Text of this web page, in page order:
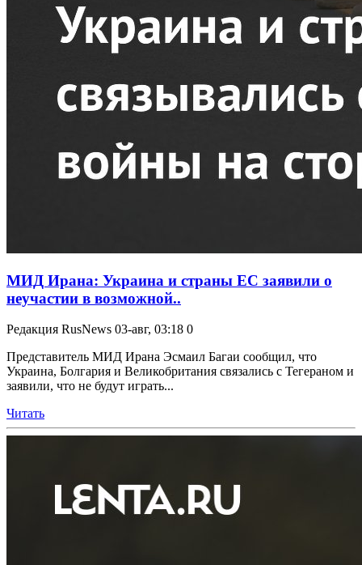
МИД Ирана: Украина и страны ЕС заявили о
неучастии в возможной..
Редакция RusNews 03-авг, 03:18 0
Представитель МИД Ирана Эсмаил Багаи сообщил, что
Украина, Болгария и Великобритания связались с Тегераном и
заявили, что не будут играть...
Читать